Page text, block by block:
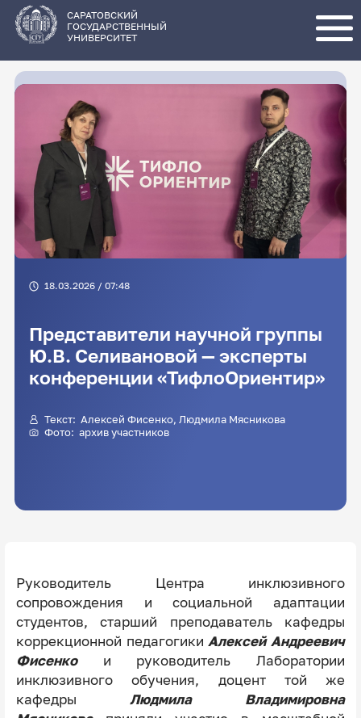
основному
содержанию
САРАТОВСКИЙ
ГОСУДАРСТВЕННЫЙ
УНИВЕРСИТЕТ
18.03.2026 / 07:48
Представители научной группы
Ю.В. Селивановой — эксперты
конференции «ТифлоОриентир»
Текст: Алексей Фисенко, Людмила Мясникова
Фото: архив участников
Руководитель Центра инклюзивного
сопровождения и социальной адаптации
студентов, старший преподаватель кафедры
коррекционной педагогики Алексей Андреевич
Фисенко и руководитель Лаборатории
инклюзивного обучения, доцент той же
кафедры Людмила Владимировна